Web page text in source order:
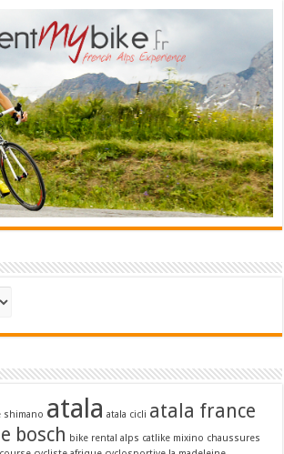
shimano atala atala cicli atala france
bosch bike rental alps catlike mixino chaussures